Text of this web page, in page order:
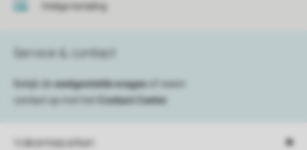
Veilige betaling
Vakantieparken
Service & contact
Bekijk de veelgestelde vragen
of neem
contact op met het
Contact Center